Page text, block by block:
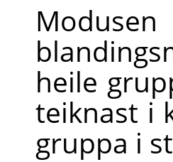
heile
teiknast i
gruppa i